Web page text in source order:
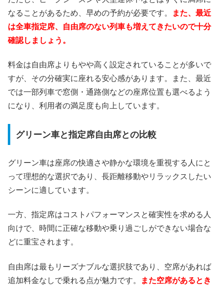
なることがあるため、早めの予約が必要です。
また、最近
は全車指定席、自由席のない列車も増えてきたいので十分
確認しましょう。
料金は自由席よりもやや高く設定されていることが多いで
すが、その分確実に座れる安心感があります。また、最近
では一部列車で窓側・通路側などの座席位置も選べるよう
になり、利用者の満足度も向上しています。
グリーン車と指定席自由席との比較
グリーン車は座席の快適さや静かな環境を重視する人にと
って理想的な選択であり、長距離移動やリラックスしたい
シーンに適しています。
一方、指定席はコストパフォーマンスと確実性を求める人
向けで、時間に正確な移動や乗り過ごしができない場合な
どに重宝されます。
自由席は最もリーズナブルな選択肢であり、空席があれば
追加料金なしで乗れる点が魅力です。
また空席があるとき